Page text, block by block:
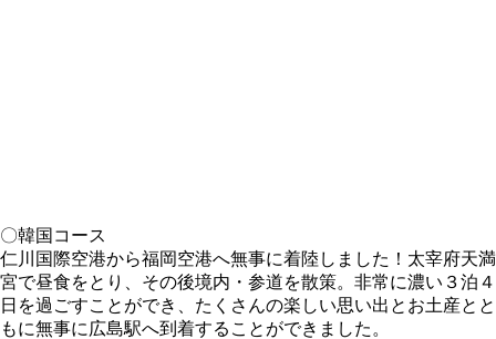
〇韓国コース
仁川国際空港から福岡空港へ無事に着陸しました！太宰府天満
宮で昼食をとり、その後境内・参道を散策。非常に濃い３泊４
日を過ごすことができ、たくさんの楽しい思い出とお土産とと
もに無事に広島駅へ到着することができました。